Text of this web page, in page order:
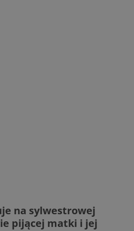
na sylwestrowej
pijącej matki i jej